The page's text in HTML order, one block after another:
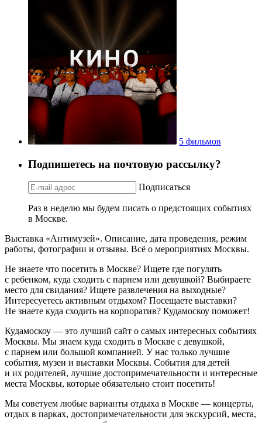
5 фильмов
Подпишетесь на почтовую рассылку?
Подписаться
Раз в неделю мы будем писать о предстоящих событиях
в Москве.
Выставка «Антимузей». Описание, дата проведения, режим
работы, фотографии и отзывы. Всё о мероприятиях Москвы.
Не знаете что посетить в Москве? Ищете где погулять
с ребенком, куда сходить с парнем или девушкой? Выбираете
место для свидания? Ищете развлечения на выходные?
Интересуетесь активным отдыхом? Посещаете выставки?
Не знаете куда сходить на корпоратив? Кудамоскоу поможет!
Кудамоскоу — это лучший сайт о самых интересных событиях
Москвы. Мы знаем куда сходить в Москве с девушкой,
с парнем или большой компанией. У нас только лучшие
события, музеи и выставки Москвы. События для детей
и их родителей, лучшие достопримечательности и интересные
места Москвы, которые обязательно стоит посетить!
Мы советуем любые варианты отдыха в Москве — концерты,
отдых в парках, достопримечательности для экскурсий, места,